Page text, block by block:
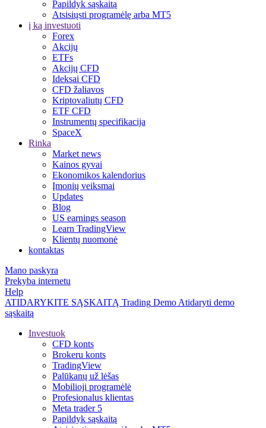
Papildyk sąskaitą
Atsisiųsti programėlę arba MT5
į ką investuoti
Forex
Akcijų
ETFs
Akcijų CFD
Ideksai CFD
CFD žaliavos
Kriptovaliutų CFD
ETF CFD
Instrumentų specifikacija
SpaceX
Rinka
Market news
Kainos gyvai
Ekonomikos kalendorius
Įmonių veiksmai
Updates
Blog
US earnings season
Learn TradingView
Klientų nuomonė
kontaktas
Mano paskyra
Prekyba internetu
Help
ATIDARYKITE SĄSKAITĄ Trading Demo Atidaryti demo
sąskaitą
Investuok
CFD konts
Brokeru konts
TradingView
Palūkanų už lėšas
Mobilioji programėlė
Profesionalus klientas
Meta trader 5
Papildyk sąskaitą